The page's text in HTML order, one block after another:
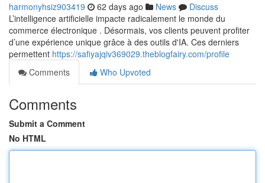
harmonyhsiz903419 62 days ago News
Discuss
L’intelligence artificielle impacte radicalement le monde du
commerce électronique . Désormais, vos clients peuvent profiter
d’une expérience unique grâce à des outils d'IA. Ces derniers
permettent https://safiyajqiv369029.theblogfairy.com/profile
Comments
Who Upvoted
Comments
Submit a Comment
No HTML